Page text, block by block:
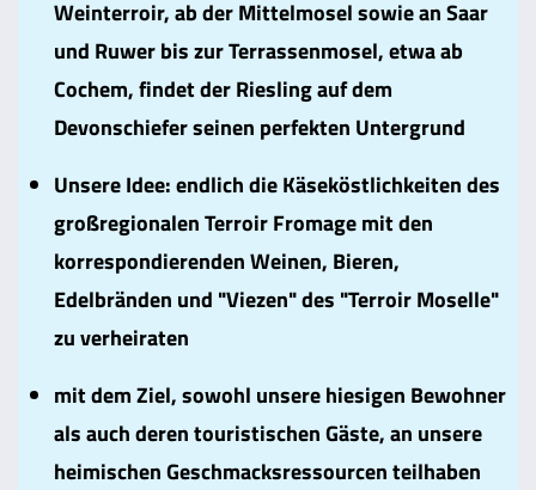
Weinterroir, ab der Mittelmosel sowie an Saar
und Ruwer bis zur Terrassenmosel, etwa ab
Cochem, findet der Riesling auf dem
Devonschiefer seinen perfekten Untergrund
Unsere Idee: endlich die Käseköstlichkeiten des
großregionalen Terroir Fromage mit den
korrespondierenden Weinen, Bieren,
Edelbränden und "Viezen" des "Terroir Moselle"
zu verheiraten
mit dem Ziel, sowohl unsere hiesigen Bewohner
als auch deren touristischen Gäste, an unsere
heimischen Geschmacksressourcen teilhaben